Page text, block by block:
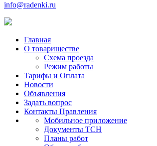
info@radenki.ru
Главная
О товариществе
Схема проезда
Режим работы
Тарифы и Оплата
Новости
Объявления
Задать вопрос
Контакты Правления
Мобильное приложение
Документы ТСН
Планы работ